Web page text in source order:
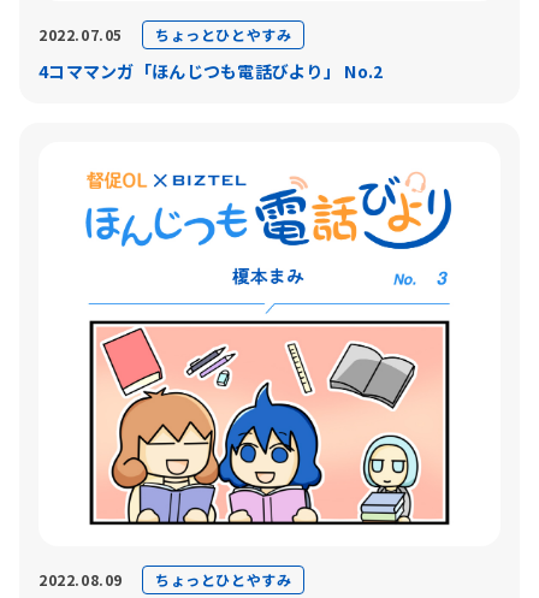
2022.07.05 ちょっとひとやすみ
4コママンガ「ほんじつも電話びより」 No.2
2022.08.09 ちょっとひとやすみ